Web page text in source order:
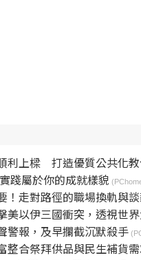
利上樑 打造優質公共化教
踐屬於你的成就樣貌
！走對路徑的職場換軌與
美以伊三國衝突，透視世
警報，及早攔截沉默殺手
合祭拜供品與民生補貨需